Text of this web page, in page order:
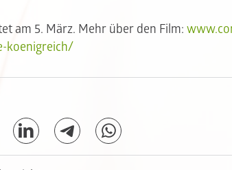
am 5. März. Mehr über den Film:
koenigreich/